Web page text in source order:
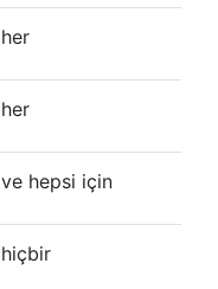
her
her
ve hepsi için
hiçbir